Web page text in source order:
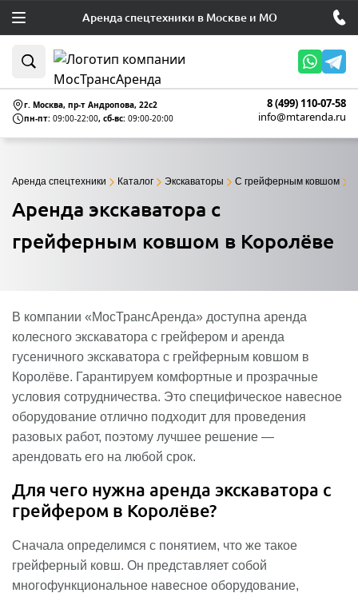
Аренда спецтехники в Москве и МО
г. Москва, пр-т Андропова, 22c2
пн-пт: 09:00-22:00, сб-вс: 09:00-20:00
8 (499) 110-07-58
info@mtarenda.ru
Аренда экскаватора с
грейферным ковшом в Королёве
Аренда спецтехники Каталог Экскаваторы С грейферным ковшом
В компании «МосТрансАренда» доступна аренда
колесного экскаватора с грейфером и аренда
гусеничного экскаватора с грейферным ковшом в
Королёве. Гарантируем комфортные и прозрачные
условия сотрудничества. Это специфическое навесное
оборудование отлично подходит для проведения
разовых работ, поэтому лучшее решение —
арендовать его на любой срок.
Для чего нужна аренда экскаватора с
грейфером в Королёве?
Сначала определимся с понятием, что же такое
грейферный ковш. Он представляет собой
многофункциональное навесное оборудование,